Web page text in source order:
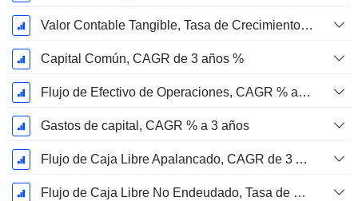
Valor Contable Tangible, Tasa de Crecimiento Anual Compuesta de 3 Años %
Capital Común, CAGR de 3 años %
Flujo de Efectivo de Operaciones, CAGR % a 3 años
Gastos de capital, CAGR % a 3 años
Flujo de Caja Libre Apalancado, CAGR de 3 Años %
Flujo de Caja Libre No Endeudado, Tasa de Crecimiento Anual Compuesta de 3 Años %